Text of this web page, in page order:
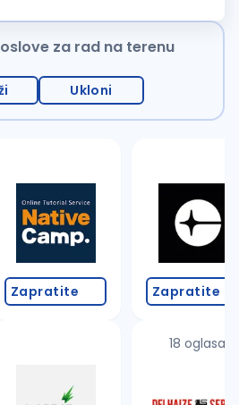
na gradilištu...
za rad na terenu
Ukloni
Zapratite Zapratite
18 oglasa